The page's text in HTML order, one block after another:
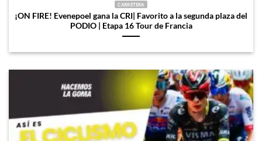
CARRETERA
¡ON FIRE! Evenepoel gana la CRI| Favorito a la segunda plaza del
PODIO | Etapa 16 Tour de Francia